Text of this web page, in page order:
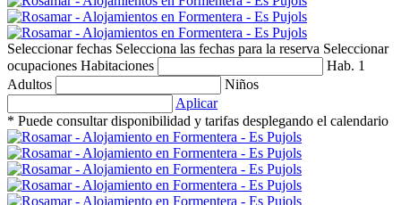
Seleccionar fechas Selecciona las fechas para la reserva Seleccionar
ocupaciones Habitaciones
Hab. 1
Adultos
Niños
Aplicar
* Puede consultar disponibilidad y tarifas desplegando el calendario